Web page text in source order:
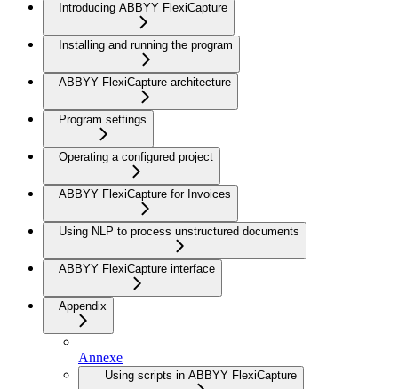
Introducing ABBYY FlexiCapture
Installing and running the program
ABBYY FlexiCapture architecture
Program settings
Operating a configured project
ABBYY FlexiCapture for Invoices
Using NLP to process unstructured documents
ABBYY FlexiCapture interface
Appendix
Annexe
Using scripts in ABBYY FlexiCapture